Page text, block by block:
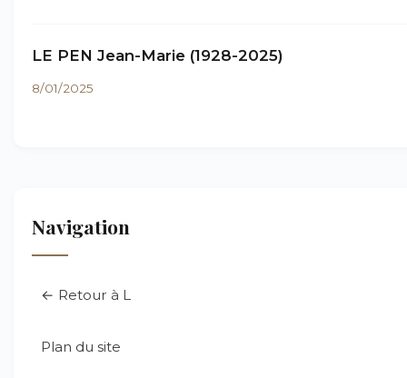
LE PEN Jean-Marie (1928-2025)
8/01/2025
Navigation
← Retour à L
Plan du site